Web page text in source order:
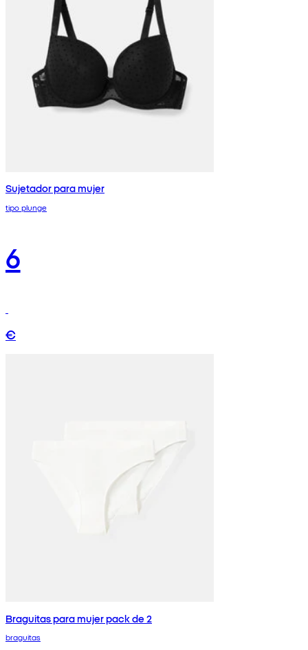
Sujetador para mujer
tipo plunge
6
€
Braguitas para mujer pack de 2
braguitas